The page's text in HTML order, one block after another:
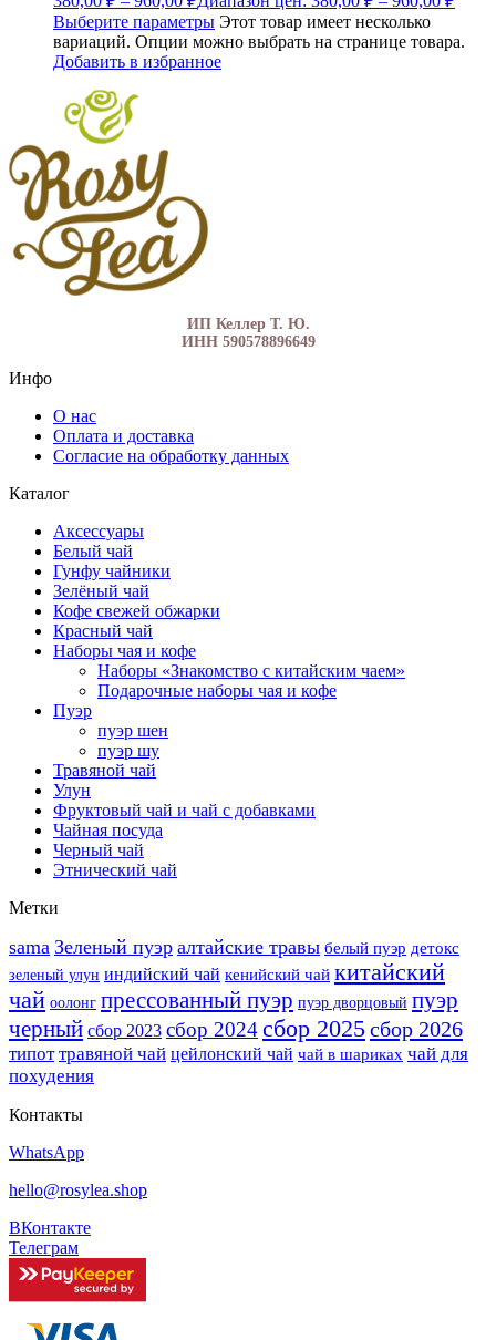
Выберите параметры Этот товар имеет несколько
вариаций. Опции можно выбрать на странице товара.
Добавить в избранное
ИП Келлер Т. Ю.
ИНН 590578896649
Инфо
О нас
Оплата и доставка
Согласие на обработку данных
Каталог
Аксессуары
Белый чай
Гунфу чайники
Зелёный чай
Кофе свежей обжарки
Красный чай
Наборы чая и кофе
Наборы «Знакомство с китайским чаем»
Подарочные наборы чая и кофе
Пуэр
пуэр шен
пуэр шу
Травяной чай
Улун
Фруктовый чай и чай с добавками
Чайная посуда
Черный чай
Этнический чай
Метки
sama Зеленый пуэр алтайские травы белый пуэр детокс
зеленый улун индийский чай кенийский чай китайский
чай оолонг прессованный пуэр пуэр дворцовый пуэр
черный сбор 2023 сбор 2024сбор 2025сбор 2026
типот травяной чай цейлонский чай чай в шариках чай для
похудения
Контакты
WhatsApp
hello@rosylea.shop
ВКонтакте
Телеграм